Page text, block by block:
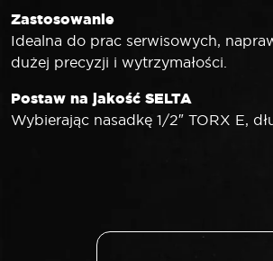
Zastosowanie
Idealna do prac serwisowych,
dużej precyzji i wytrzymałości.
Postaw na jakość SELTA
Wybierając nasadkę 1/2″ TORX E,